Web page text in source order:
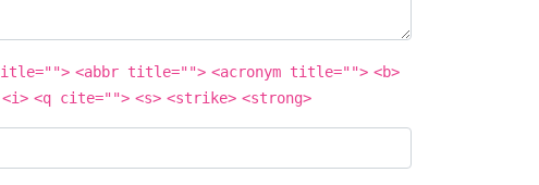
<abbr title=""> <acronym title=""> <b>
<i> <q cite=""> <s> <strike> <strong>